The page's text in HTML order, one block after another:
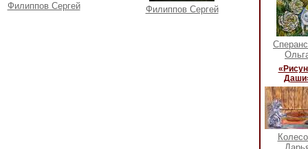
Филиппов Сергей Филиппов Сергей